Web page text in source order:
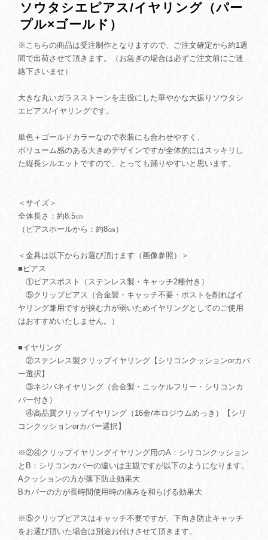
ソウタシエピアス/イヤリング（パー
プル×ゴールド）
※こちらの商品は受注制作となりますので、ご注文確定から約1週
間で出荷させて頂きます。（お急ぎの場合は必ずご注文前にご連
絡下さいませ）
大きな丸いガラスストーンを主役にした華やかな大振りソウタシ
エピアス/イヤリングです。
単色＋ゴールドカラーなので衣装にも合わせやすく、
ボリューム感のある大きめデザインですが全体的にはスッキリし
た縦長シルエットですので、とっても踊りやすいと思います。
＜サイズ＞
全体長さ：約8.5㎝
（ピアスホールから：約8㎝）
＜金具は以下からお選び頂けます（画像参照）＞
■ピアス
①ピアスポスト（ステンレス製・キャッチ2種付き）
⑤クリップピアス（合金製・キャッチ不要・ポストを削ればイ
ヤリング兼用ですが挟む力が弱いためイヤリングとしてのご使用
はおすすめいたしません。）
■イヤリング
②ステンレス製クリップイヤリング【シリコンクッションorカバ
ー選択】
③ネジバネイヤリング（合金製・ニッケルフリー・シリコンカ
バー付き）
④高品質クリップイヤリング（16金/本ロジウムめっき）【シリ
コンクッションorカバー選択】
※②④クリップイヤリングイヤリング用のA：シリコンクッション
とB：シリコンカバーの違いは主観ですが以下のようになります。
Aクッションの方が落下防止効果大
Bカバーの方が長時間使用時の痛みを和らげる効果大
※⑤クリップピアスはキャッチ不要ですが、下向き防止キャッチ
をお選び頂いた場合は別途お付けさせて頂きます。